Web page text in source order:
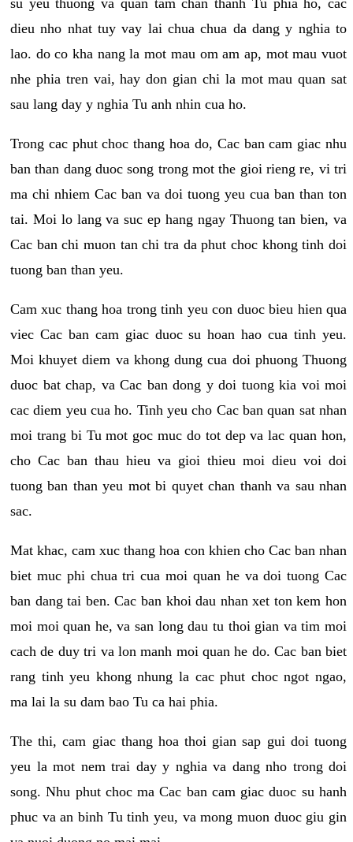
su yeu thuong va quan tam chan thanh Tu phia ho, cac
dieu nho nhat tuy vay lai chua chua da dang y nghia to
lao. do co kha nang la mot mau om am ap, mot mau vuot
nhe phia tren vai, hay don gian chi la mot mau quan sat
sau lang day y nghia Tu anh nhin cua ho.
Trong cac phut choc thang hoa do, Cac ban cam giac nhu
ban than dang duoc song trong mot the gioi rieng re, vi tri
ma chi nhiem Cac ban va doi tuong yeu cua ban than ton
tai. Moi lo lang va suc ep hang ngay Thuong tan bien, va
Cac ban chi muon tan chi tra da phut choc khong tinh doi
tuong ban than yeu.
Cam xuc thang hoa trong tinh yeu con duoc bieu hien qua
viec Cac ban cam giac duoc su hoan hao cua tinh yeu.
Moi khuyet diem va khong dung cua doi phuong Thuong
duoc bat chap, va Cac ban dong y doi tuong kia voi moi
cac diem yeu cua ho. Tinh yeu cho Cac ban quan sat nhan
moi trang bi Tu mot goc muc do tot dep va lac quan hon,
cho Cac ban thau hieu va gioi thieu moi dieu voi doi
tuong ban than yeu mot bi quyet chan thanh va sau nhan
sac.
Mat khac, cam xuc thang hoa con khien cho Cac ban nhan
biet muc phi chua tri cua moi quan he va doi tuong Cac
ban dang tai ben. Cac ban khoi dau nhan xet ton kem hon
moi moi quan he, va san long dau tu thoi gian va tim moi
cach de duy tri va lon manh moi quan he do. Cac ban biet
rang tinh yeu khong nhung la cac phut choc ngot ngao,
ma lai la su dam bao Tu ca hai phia.
The thi, cam giac thang hoa thoi gian sap gui doi tuong
yeu la mot nem trai day y nghia va dang nho trong doi
song. Nhu phut choc ma Cac ban cam giac duoc su hanh
phuc va an binh Tu tinh yeu, va mong muon duoc giu gin